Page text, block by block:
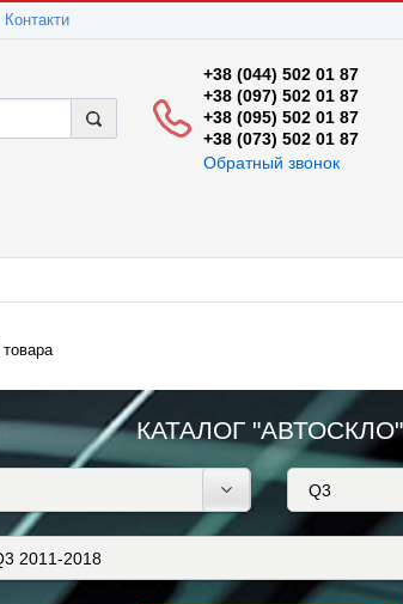
Контакти
+38 (044) 502 01 87
+38 (097) 502 01 87
+38 (095) 502 01 87
+38 (073) 502 01 87
Обратный звонок
товара
КАТАЛОГ "АВТОСКЛО"